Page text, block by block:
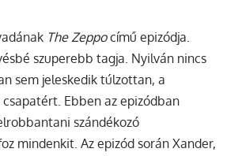
The Zeppocímű epizódja.
szuperebb tagja. Nyilván nincs
sem jeleskedik túlzottan, a
csapatért. Ebben az epizódban
szándékozó
mindenkit. Az epizód során Xander,